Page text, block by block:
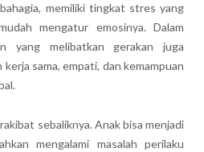
memiliki tingkat stres yang
mengatur emosinya. Dalam
yang melibatkan gerakan juga
sama, empati, dan kemampuan
sebaliknya. Anak bisa menjadi
mengalami masalah perilaku